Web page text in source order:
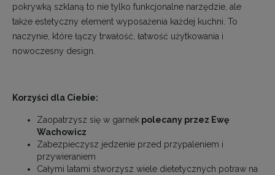
pokrywką szklaną to nie tylko funkcjonalne narzędzie, ale
także estetyczny element wyposażenia każdej kuchni. To
naczynie, które łączy trwałość, łatwość użytkowania i
nowoczesny design.
Korzyści dla Ciebie:
Zaopatrzysz się w garnek polecany przez Ewę
Wachowicz
Zabezpieczysz jedzenie przed przypaleniem i
przywieraniem
Całymi latami stworzysz wiele dietetycznych potraw na